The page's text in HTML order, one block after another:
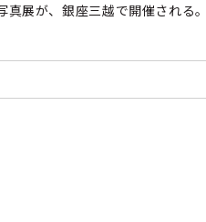
展が、銀座三越で開催される